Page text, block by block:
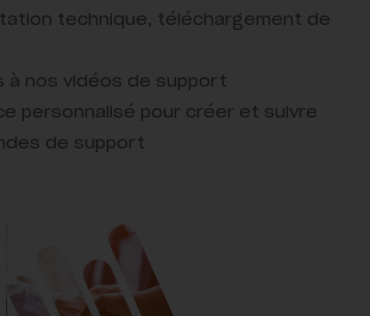
technique, téléchargement de
à nos vidéos de support
personnalisé pour créer et suivre
de support